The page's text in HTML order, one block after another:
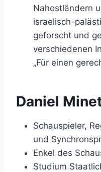
Nahostländern
israelisch-
geforscht und
verschiedenen
„Für einen
Daniel
Schauspieler,
und
Enkel des
Studium